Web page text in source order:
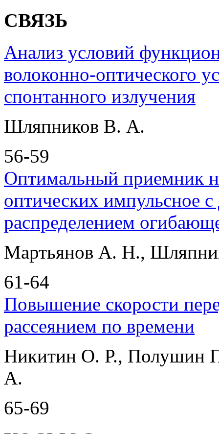
СВЯЗЬ
Анализ условий
волоконно-оптического
спонтанного излучения
Шляпников В. А.
56-59
Оптимальный приемник
оптических импульсное
распределением
Мартьянов А. Н.,
61-64
Повышение скорости
рассеянием по времени
Никитин О. Р., Полушин
А.
65-69